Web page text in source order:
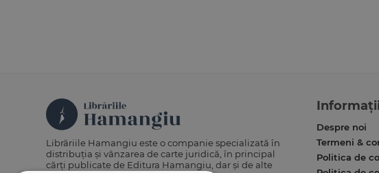
Librăriile Hamangiu este o companie specializată în
distribuția și vânzarea de carte juridică, în principal
cărți publicate de Editura Hamangiu, dar și de alte
Despre noi
Termeni &
Politica de